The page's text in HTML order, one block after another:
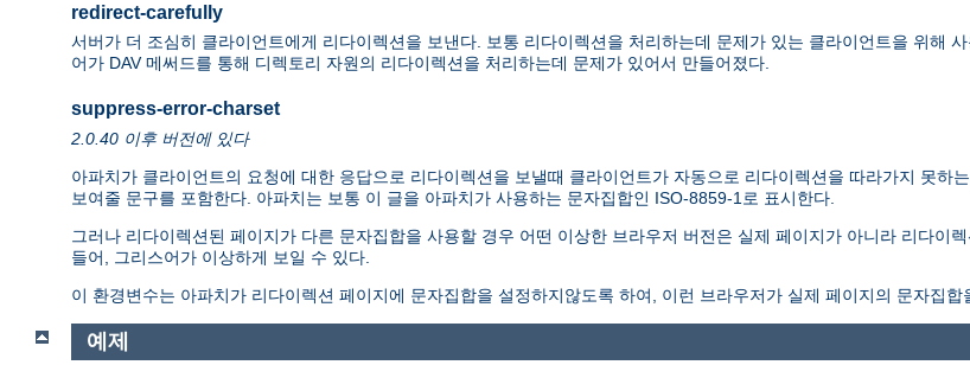
redirect-carefully
서버가 더 조심히 클라이언트에게 리다이렉션을 보낸다. 보통 리다이렉션을 처리하는데 문제가 있는 클라이언트을 위해
어가 DAV 메써드를 통해 디렉토리 자원의 리다이렉션을 처리하는데 문제가 있어서 만들어졌다.
suppress-error-charset
2.0.40 이후 버전에 있다
아파치가 클라이언트의 요청에 대한 응답으로 리다이렉션을 보낼때 클라이언트가 자동으로 리다이렉션을 따라가지 못하
보여줄 문구를 포함한다. 아파치는 보통 이 글을 아파치가 사용하는 문자집합인 ISO-8859-1로 표시한다.
그러나 리다이렉션된 페이지가 다른 문자집합을 사용할 경우 어떤 이상한 브라우저 버전은 실제 페이지가 아니라 리다이
들어, 그리스어가 이상하게 보일 수 있다.
이 환경변수는 아파치가 리다이렉션 페이지에 문자집합을 설정하지않도록 하여, 이런 브라우저가 실제 페이지의 문자집합
예제